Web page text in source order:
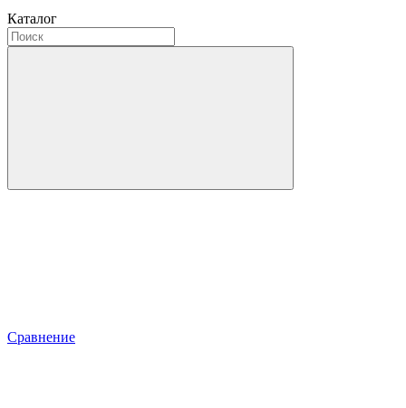
Каталог
Сравнение